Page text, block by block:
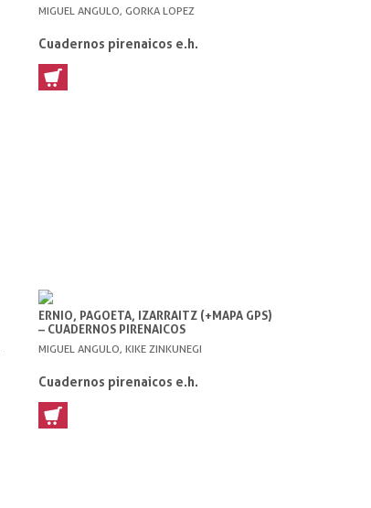
MIGUEL ANGULO, GORKA LOPEZ
Cuadernos pirenaicos e.h.
ERNIO, PAGOETA, IZARRAITZ (+MAPA GPS)
– CUADERNOS PIRENAICOS
MIGUEL ANGULO, KIKE ZINKUNEGI
Cuadernos pirenaicos e.h.